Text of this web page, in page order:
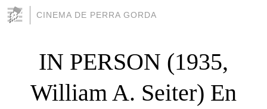
CINEMA DE PERRA GORDA
IN PERSON (1935,
William A. Seiter) En